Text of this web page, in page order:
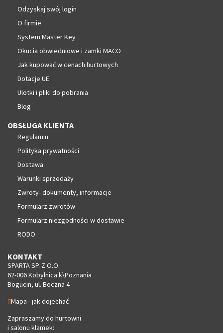
Odzyskaj swój login
O firmie
System Master Key
Okucia obwiedniowe i zamki MACO
Jak kupować w cenach hurtowych
Dotacje UE
Ulotki i pliki do pobrania
Blog
OBSŁUGA KLIENTA
Regulamin
Polityka prywatności
Dostawa
Warunki sprzedaży
Zwroty- dokumenty, informacje
Formularz zwrotów
Formularz niezgodności w dostawie
RODO
KONTAKT
SPARTA SP. Z O.O.
62-006 Kobylnica k\Poznania
Bogucin, ul. Boczna 4
Mapa - jak dojechać
Zapraszamy do hurtowni
i salonu klamek: